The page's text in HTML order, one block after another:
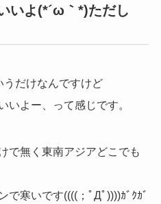
いよ(*´ω｀*)ただし
だけなんですけど
いよー、って感じです。
で無く東南アジアどこでも
で寒いです((((；ﾟДﾟ))))ｶﾞｸｶﾞ